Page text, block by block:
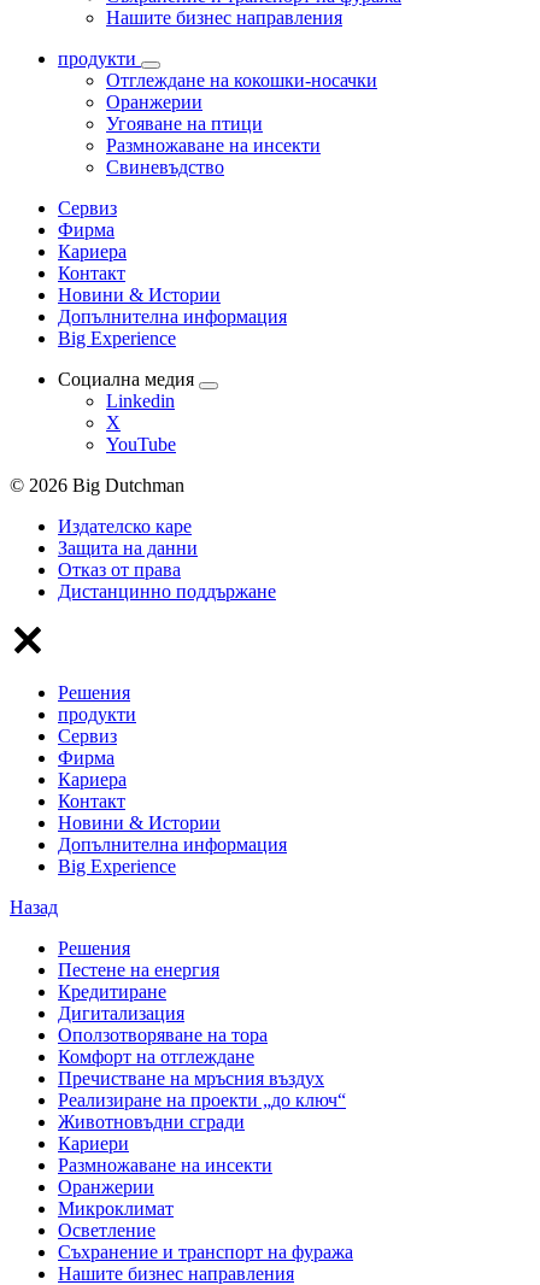
Нашите бизнес направления
продукти
Отглеждане на кокошки-носачки
Оранжерии
Угояване на птици
Размножаване на инсекти
Свиневъдство
Сервиз
Фирма
Кариера
Контакт
Новини & Истории
Допълнителна информация
Big Experience
Социална медия
Linkedin
X
YouTube
© 2026 Big Dutchman
Издателско каре
Защита на данни
Отказ от права
Дистанцинно поддържане
Решения
продукти
Сервиз
Фирма
Кариера
Контакт
Новини & Истории
Допълнителна информация
Big Experience
Назад
Решения
Пестене на енергия
Кредитиране
Дигитализация
Оползотворяване на тора
Комфорт на отглеждане
Пречистване на мръсния въздух
Реализиране на проекти „до ключ“
Животновъдни сгради
Кариери
Размножаване на инсекти
Оранжерии
Микроклимат
Осветление
Съхранение и транспорт на фуража
Нашите бизнес направления